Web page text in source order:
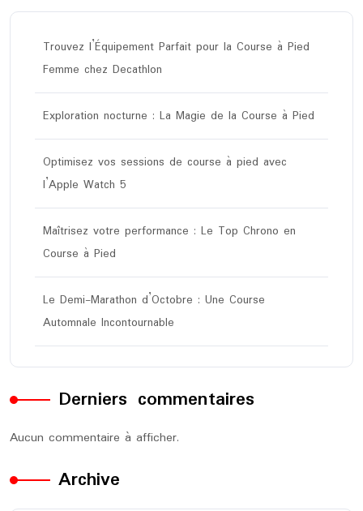
Trouvez l’Équipement Parfait pour la Course à Pied
Femme chez Decathlon
Exploration nocturne : La Magie de la Course à Pied
Optimisez vos sessions de course à pied avec
l’Apple Watch 5
Maîtrisez votre performance : Le Top Chrono en
Course à Pied
Le Demi-Marathon d’Octobre : Une Course
Automnale Incontournable
Derniers commentaires
Aucun commentaire à afficher.
Archive